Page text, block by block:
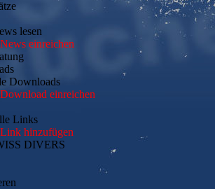
lesen
einreichen
Downloads
einreichen
Links
hinzufügen
DIVERS